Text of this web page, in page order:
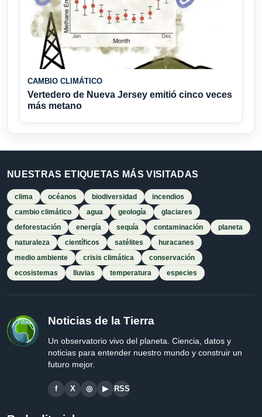
CAMBIO CLIMÁTICO
Vertedero de Nueva Jersey emitió cinco veces
más metano
NUESTRAS ETIQUETAS MÁS VISITADAS
clima océanos biodiversidad
incendios
cambio climático
agua geología
glaciares
deforestación
energía sequía contaminación
planeta
naturaleza
científicos satélites
huracanes
medio ambiente
crisis climática
conservación
ecosistemas
lluvias temperatura especies
Noticias de la Tierra
Un observatorio vivo del planeta. Ciencia, datos y
noticias para entender nuestro mundo y construir un
futuro mejor.
f X ◎ ▶ RSS